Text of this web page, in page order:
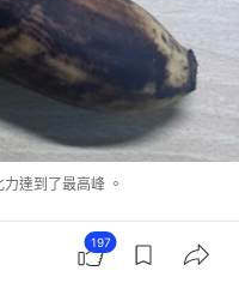
達到了最高峰 。
水果不只香蕉 蘋果
197